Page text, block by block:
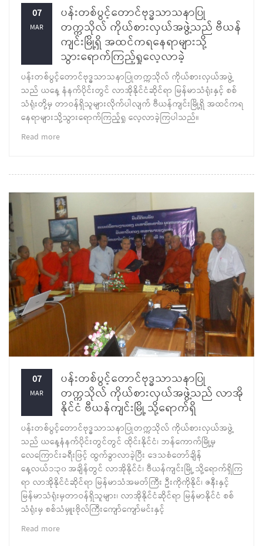
07
MAR
ပန်းတစ်ပွင့်တောင်ဗုဒ္ဓသာသနာပြု
တက္ကသိုလ် ကိုယ်စားလှယ်အဖွဲ့သည် ဗီယန်
ကျင်းမြို့ရှိ အထင်ကရနေရာများသို့
သွားရောက်ကြည့်ရှုလေ့လာခဲ့
ပန်းတစ်ပွင့်တောင်ဗုဒ္ဓသာသနာပြုတက္ကသိုလ် ကိုယ်စားလှယ်အဖွဲ့
သည် ယနေ့ နံနက်ပိုင်းတွင် လာအိုနိုင်ငံဆိုင်ရာ မြန်မာသံရုံးနှင့် စစ်
သံရုံးတို့မှ တာဝန်ရှိသူများလိုက်ပါလျက် ဗီယန်ကျင်းမြို့ရှိ အထင်ကရ
နေရာများသို့သွားရောက်ကြည့်ရှု လေ့လာခဲ့ကြပါသည်။
Read more
07
MAR
ပန်းတစ်ပွင့်တောင်ဗုဒ္ဓသာသနာပြု
တက္ကသိုလ် ကိုယ်စားလှယ်အဖွဲ့သည် လာအို
နိုင်ငံ ဗီယန်ကျင်းမြို့ သို့ရောက်ရှိ
ပန်းတစ်ပွင့်တောင်ဗုဒ္ဓသာသနာပြုတက္ကသိုလ် ကိုယ်စားလှယ်အဖွဲ့
သည် ယနေ့နံနက်ပိုင်းတွင်တွင် ထိုင်းနိုင်ငံ၊ ဘန်ကောက်မြို့မှ
လေကြောင်းခရီးဖြင့် ထွက်ခွာလာခဲ့ပြီး ဒေသစံတော်ချိန်
နေ့လယ်၁:၃၀ အချိန်တွင် လာအိုနိုင်ငံ၊ ဗီယန်ကျင်းမြို့ သို့ရောက်ရှိကြ
ရာ လာအိုနိုင်ငံဆိုင်ရာ မြန်မာသံအမတ်ကြီး ဦးကိုကိုနိုင်၊ ဇနီးနှင့်
မြန်မာသံရုံးမှတာဝန်ရှိသူများ၊ လာအိုနိုင်ငံဆိုင်ရာ မြန်မာနိုင်ငံ စစ်
သံရုံးမှ စစ်သံမှူးဗိုလ်ကြီးကျော်ကျော်မင်းနှင့်
Read more